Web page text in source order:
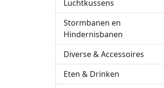
Luchtkussens
Stormbanen en
Hindernisbanen
Diverse & Accessoires
Eten & Drinken